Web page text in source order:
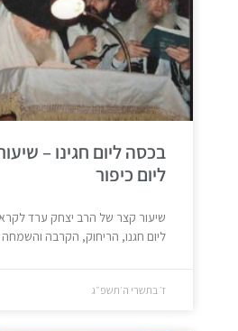
בכסה ליום חגינו –
ליום כיפור
שיעור קצר של הרב יצחק ערד
ליום חגנו, הריחוק, הקרבה והשמחה
ז׳ בתשרי ה׳תשפ״ג